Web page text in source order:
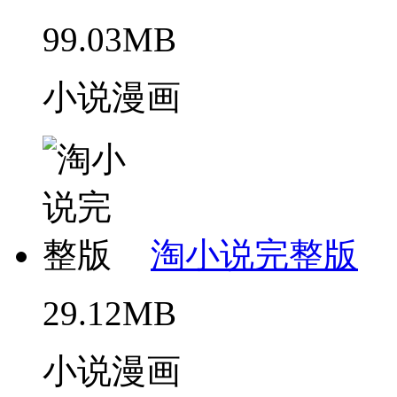
99.03MB
小说漫画
淘小说完整版
29.12MB
小说漫画